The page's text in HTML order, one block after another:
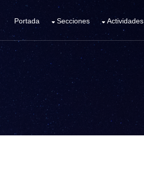
Portada Secciones Actividades